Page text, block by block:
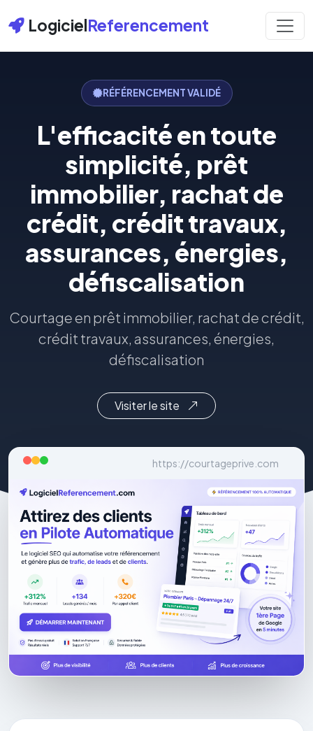
LogicielReferencement
RÉFÉRENCEMENT VALIDÉ
L'efficacité en toute
simplicité, prêt
immobilier, rachat de
crédit, crédit travaux,
assurances, énergies,
défiscalisation
Courtage en prêt immobilier, rachat de crédit,
crédit travaux, assurances, énergies,
défiscalisation
Visiter le site
https://courtageprive.com